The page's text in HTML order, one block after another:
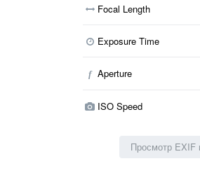
Focal Length
Exposure Time
f Aperture
ISO Speed
Просмотр EXIF